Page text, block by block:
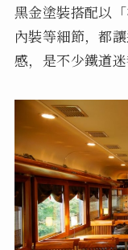
黑金塗裝搭配以
內裝等細節，都
感，是不少鐵道